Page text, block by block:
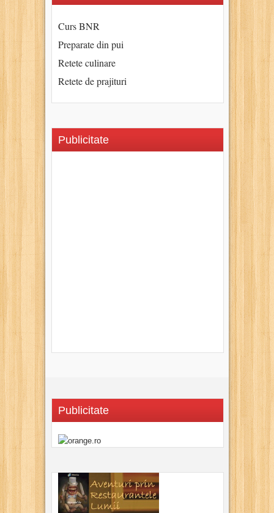
Curs BNR
Preparate din pui
Retete culinare
Retete de prajituri
Publicitate
Publicitate